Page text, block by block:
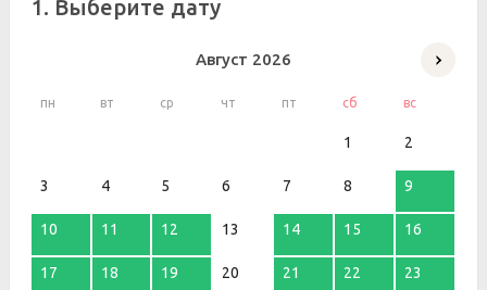
1. Выберите дату
Август 2026
пн вт ср чт пт сб вс
1 2
3 4 5 6 7 8 9
10 11 12 13 14 15 16
17 18 19 20 21 22 23